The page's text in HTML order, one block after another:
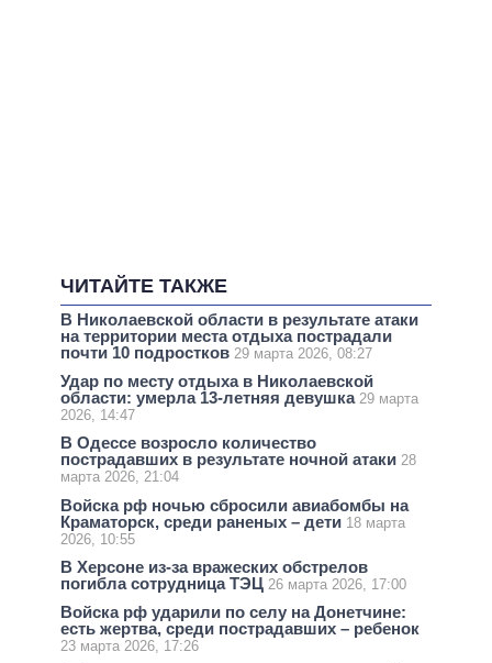
ЧИТАЙТЕ ТАКЖЕ
В Николаевской области в результате атаки
на территории места отдыха пострадали
почти 10 подростков 29 марта 2026, 08:27
Удар по месту отдыха в Николаевской
области: умерла 13-летняя девушка 29 марта
2026, 14:47
В Одессе возросло количество
пострадавших в результате ночной атаки 28
марта 2026, 21:04
Войска рф ночью сбросили авиабомбы на
Краматорск, среди раненых – дети 18 марта
2026, 10:55
В Херсоне из-за вражеских обстрелов
погибла сотрудница ТЭЦ 26 марта 2026, 17:00
Войска рф ударили по селу на Донетчине:
есть жертва, среди пострадавших – ребенок
23 марта 2026, 17:26